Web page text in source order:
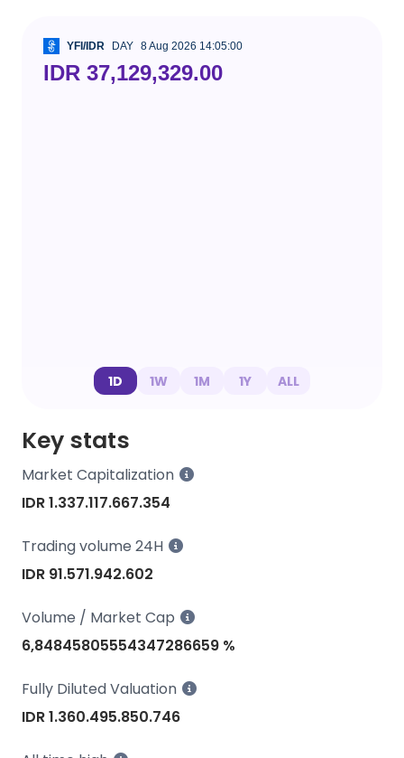
YFI/IDR DAY 8 Aug 2026 14:05:00
IDR 37,129,329.00
1D 1W 1M 1Y ALL
Key stats
Market Capitalization
IDR 1.337.117.667.354
Trading volume 24H
IDR 91.571.942.602
Volume / Market Cap
6,84845805554347286659 %
Fully Diluted Valuation
IDR 1.360.495.850.746